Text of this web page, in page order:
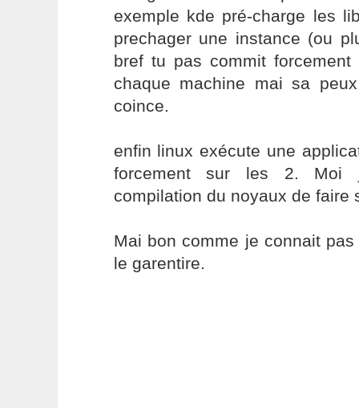
exemple kde pré-charge les
prechager une instance (ou
bref tu pas commit
chaque machine mai sa
coince.
enfin linux exécute une
forcement sur les 2. Moi
compilation du noyaux de faire
Mai bon comme je connait
le garentire.